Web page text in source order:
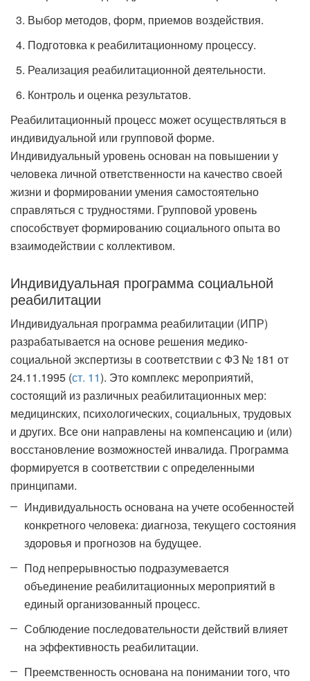
Выбор методов, форм, приемов воздействия.
Подготовка к реабилитационному процессу.
Реализация реабилитационной деятельности.
Контроль и оценка результатов.
Реабилитационный процесс может осуществляться в
индивидуальной или групповой форме.
Индивидуальный уровень основан на повышении у
человека личной ответственности на качество своей
жизни и формировании умения самостоятельно
справляться с трудностями. Групповой уровень
способствует формированию социального опыта во
взаимодействии с коллективом.
Индивидуальная программа социальной
реабилитации
Индивидуальная программа реабилитации (ИПР)
разрабатывается на основе решения медико-
социальной экспертизы в соответствии с ФЗ № 181 от
24.11.1995 (ст. 11). Это комплекс мероприятий,
состоящий из различных реабилитационных мер:
медицинских, психологических, социальных, трудовых
и других. Все они направлены на компенсацию и (или)
восстановление возможностей инвалида. Программа
формируется в соответствии с определенными
принципами.
Индивидуальность основана на учете особенностей
конкретного человека: диагноза, текущего состояния
здоровья и прогнозов на будущее.
Под непрерывностью подразумевается
объединение реабилитационных мероприятий в
единый организованный процесс.
Соблюдение последовательности действий влияет
на эффективность реабилитации.
Преемственность основана на понимании того, что